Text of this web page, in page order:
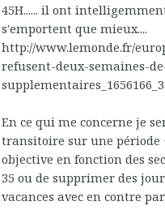
45H...... il ont
s'emportent que mieux....
http://www.lemonde.fr/
refusent-deux-semaines-
En ce qui me concerne je
transitoire sur une période
objective en fonction des
35 ou de supprimer des
vacances avec en contre